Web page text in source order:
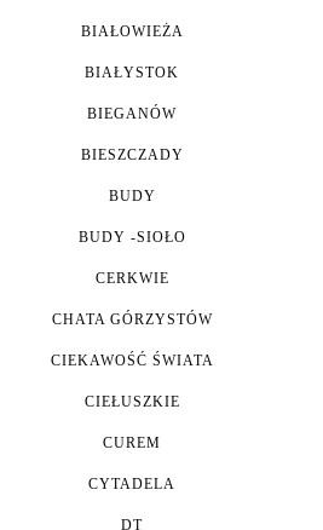
BIAŁOWIEŻA
BIAŁYSTOK
BIEGANÓW
BIESZCZADY
BUDY
BUDY -SIOŁO
CERKWIE
CHATA GÓRZYSTÓW
CIEKAWOŚĆ ŚWIATA
CIEŁUSZKIE
CUREM
CYTADELA
DT